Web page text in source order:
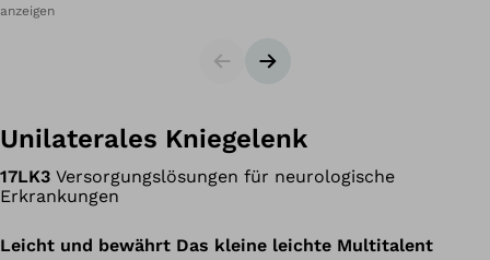
anzeigen
SliderNächster Slide
Unilaterales Kniegelenk
17LK3 Versorgungslösungen für neurologische
Erkrankungen
Leicht und bewährt Das kleine leichte Multitalent